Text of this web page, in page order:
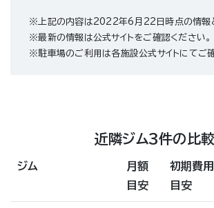
※上記の内容は2022年6月22日時点の情報と
※最新の情報は公式サイトをご確認ください。
※駐車場のご利用は各施設公式サイトにてご確
近隣ジム3件の比較
ジム
月額
目安
初期費用
目安